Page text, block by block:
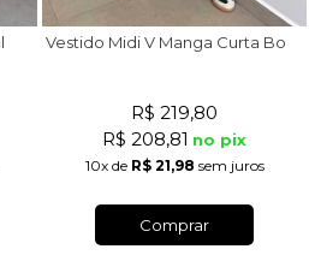
R$ 219,80
R$ 208,81 no pix
10xde R$ 21,98 sem juros
Comprar